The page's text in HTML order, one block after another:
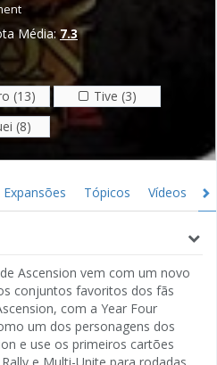
Média:7.3
(13)
Tive (3)
(8)
Expansões Tópicos Vídeos
Ascension vem com um novo
conjuntos favoritos dos fãs
com a Year Four
um dos personagens dos
e use os primeiros cartões
e Multi-Unite para rodadas